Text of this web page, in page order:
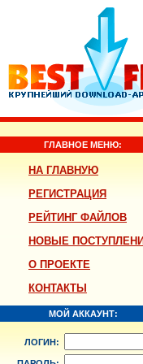
ГЛАВНОЕ МЕНЮ:
НА ГЛАВНУЮ
РЕГИСТРАЦИЯ
РЕЙТИНГ ФАЙЛОВ
НОВЫЕ
О ПРОЕКТЕ
КОНТАКТЫ
МОЙ АККАУНТ:
ЛОГИН: